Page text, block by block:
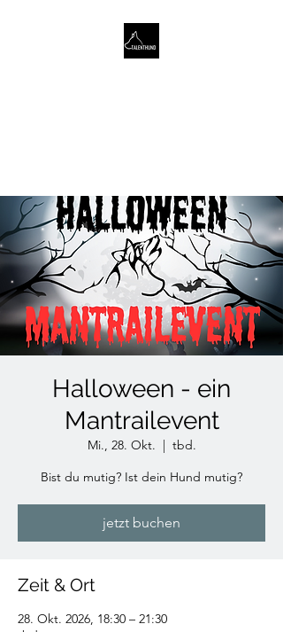
Halloween - ein
Mantrailevent
Mi., 28. Okt.
  |
tbd.
Bist du mutig? Ist dein Hund mutig?
jetzt buchen
Zeit & Ort
28. Okt. 2026, 18:30 – 21:30